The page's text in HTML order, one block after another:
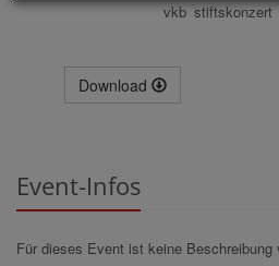
Download
Event-Infos
Für dieses Event ist keine Beschreibung